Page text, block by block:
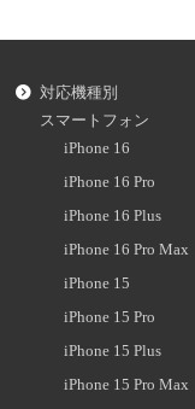
対応機種別
スマートフォン
iPhone 16
iPhone 16 Pro
iPhone 16 Plus
iPhone 16 Pro Max
iPhone 15
iPhone 15 Pro
iPhone 15 Plus
iPhone 15 Pro Max